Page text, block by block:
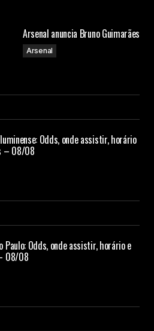
Arsenal anuncia Bruno Guimarães
Arsenal
Odds, onde assistir, horário
– 08/08
Paulo: Odds, onde assistir, horário e
08/08